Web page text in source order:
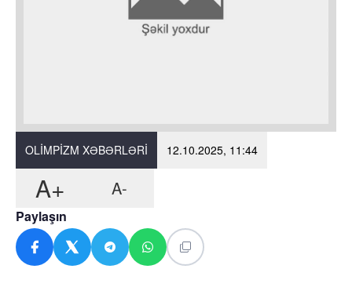
OLIMPIZM XƏBƏRLƏRI 12.10.2025, 11:44
A+ A-
Paylaşın